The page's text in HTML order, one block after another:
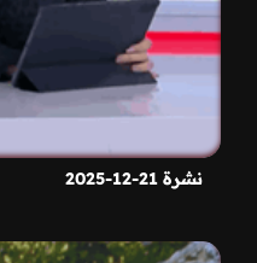
نشرة 21-12-2025